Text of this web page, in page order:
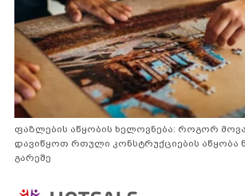
ფაზლების აწყობის ხელოვნება: როგორ
დავიწყოთ რთული კონსტრუქციების აწყობა
გარეშე